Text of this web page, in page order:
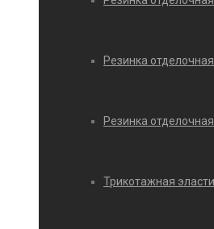
Резинка
Резинка
Трикотажная